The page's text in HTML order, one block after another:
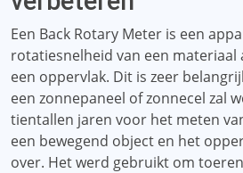
Een Back Rotary Meter is een
rotatiesnelheid van een materiaal
een oppervlak. Dit is zeer
een zonnepaneel of zonnecel zal
tientallen jaren voor het meten
een bewegend object en het
over. Het werd gebruikt om